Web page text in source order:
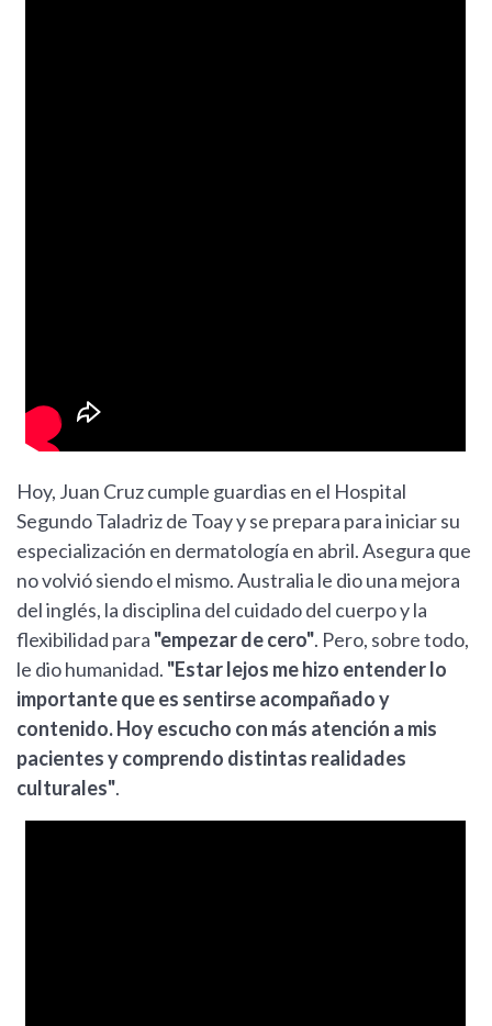
Hoy, Juan Cruz cumple guardias en el Hospital
Segundo Taladriz de Toay y se prepara para iniciar su
especialización en dermatología en abril. Asegura que
no volvió siendo el mismo. Australia le dio una mejora
del inglés, la disciplina del cuidado del cuerpo y la
flexibilidad para "empezar de cero". Pero, sobre todo,
le dio humanidad. "Estar lejos me hizo entender lo
importante que es sentirse acompañado y
contenido. Hoy escucho con más atención a mis
pacientes y comprendo distintas realidades
culturales".